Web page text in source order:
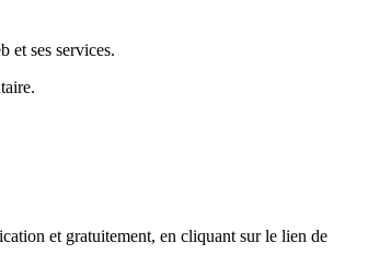
et ses services.
et gratuitement, en cliquant sur le lien de